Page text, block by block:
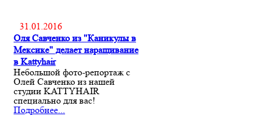
31.01.2016
Оля Савченко из "Каникулы в
Мексике" делает наращивание
в Kattyhair
Небольшой фото-репортаж с
Олей Савченко из нашей
студии KATTYHAIR
специально для вас!
Подробнее...